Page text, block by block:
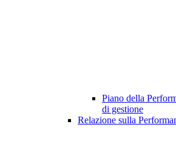
Piano della
di gestione
Relazione sulla